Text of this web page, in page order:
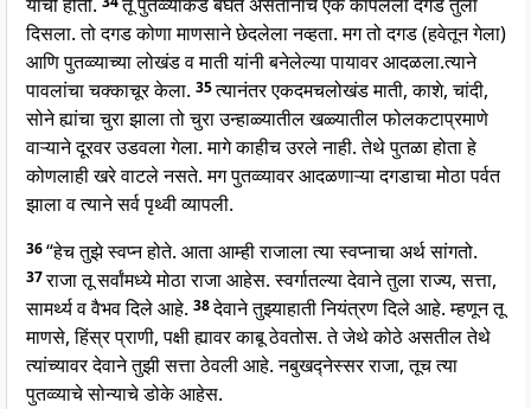
दिसला. तो दगड कोणा माणसाने छेदलेला नव्हता. मग तो दगड (हवेतून गेला)
आणि पुतव्व्याच्या लोखंड व माती यांनी बनेलेल्या पायावर आदळला.त्याने
पावलांचा चक्काचूर केला. 35त्यानंतर एकदमचलोखंड माती, काशे, चांदी,
सोने ह्यांचा चुरा झाला तो चुरा उन्हाळ्यातील खळ्यातील फोलकटाप्रमाणे
वाऱ्याने दूरवर उडवला गेला. मागे काहीच उरले नाही. तेथे पुतळा होता हे
कोणलाही खरे वाटले नसते. मग पुतव्व्यावर आदळणाऱ्या दगडाचा मोठा पर्वत
झाला व त्याने सर्व पृथ्वी व्यापली.
36“हेच तुझे स्वप्न होते. आता आम्ही राजाला त्या स्वप्नाचा अर्थ सांगतो.
37राजा तू सर्वांमध्ये मोठा राजा आहेस. स्वर्गातल्या देवाने तुला राज्य, सत्ता,
सामर्थ्य व वैभव दिले आहे. 38देवाने तुझ्याहाती नियंत्रण दिले आहे. म्हणून तू
माणसे, हिंस्र प्राणी, पक्षी ह्यावर काबू ठेवतोस. ते जेथे कोठे असतील तेथे
त्यांच्यावर देवाने तुझी सत्ता ठेवली आहे. नबुखद्नेस्सर राजा, तूच त्या
पुतव्व्याचे सोन्याचे डोके आहेस.